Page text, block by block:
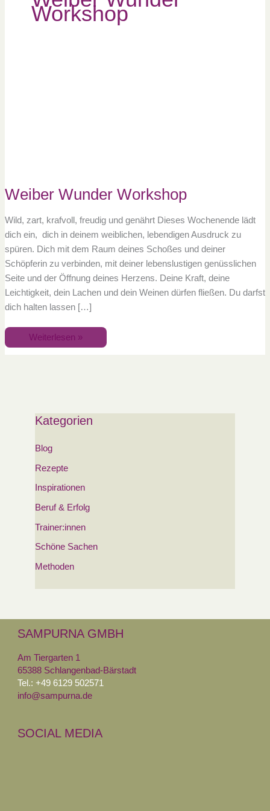
Workshop
Weiber Wunder Workshop
Wild, zart, krafvoll, freudig und genährt Dieses Wochenende lädt
dich ein, dich in deinem weiblichen, lebendigen Ausdruck zu
spüren. Dich mit dem Raum deines Schoßes und deiner
Schöpferin zu verbinden, mit deiner lebenslustigen genüsslichen
Seite und der Öffnung deines Herzens. Deine Kraft, deine
Leichtigkeit, dein Lachen und dein Weinen dürfen fließen. Du darfst
dich halten lassen […]
Weiterlesen »
Kategorien
Blog
Rezepte
Inspirationen
Beruf & Erfolg
Trainer:innen
Schöne Sachen
Methoden
SAMPURNA GMBH
Am Tiergarten 1
65388 Schlangenbad-Bärstadt
Tel.: +49 6129 502571
info@sampurna.de
SOCIAL MEDIA